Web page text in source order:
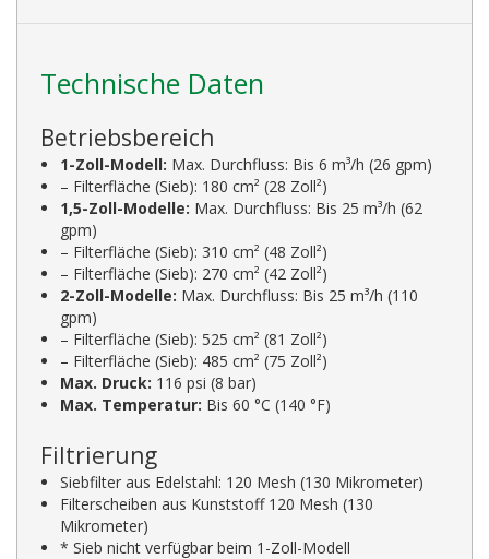
Technische Daten
Betriebsbereich
1-Zoll-Modell: Max. Durchfluss: Bis 6 m³/h (26 gpm)
– Filterfläche (Sieb): 180 cm² (28 Zoll²)
1,5-Zoll-Modelle: Max. Durchfluss: Bis 25 m³/h (62
gpm)
– Filterfläche (Sieb): 310 cm² (48 Zoll²)
– Filterfläche (Sieb): 270 cm² (42 Zoll²)
2-Zoll-Modelle: Max. Durchfluss: Bis 25 m³/h (110
gpm)
– Filterfläche (Sieb): 525 cm² (81 Zoll²)
– Filterfläche (Sieb): 485 cm² (75 Zoll²)
Max. Druck: 116 psi (8 bar)
Max. Temperatur: Bis 60 °C (140 °F)
Filtrierung
Siebfilter aus Edelstahl: 120 Mesh (130 Mikrometer)
Filterscheiben aus Kunststoff 120 Mesh (130
Mikrometer)
* Sieb nicht verfügbar beim 1-Zoll-Modell